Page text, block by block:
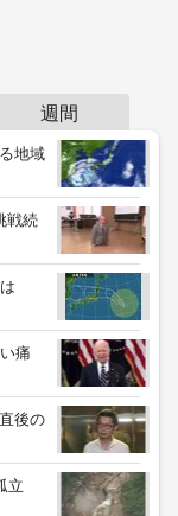
週間
地域
戦続
は
痛
後の
立